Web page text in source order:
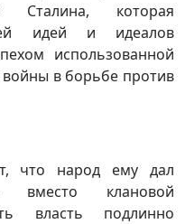
Сталина, которая
идей и идеалов
использованной
в борьбе против
что народ ему дал
вместо клановой
власть подлинно